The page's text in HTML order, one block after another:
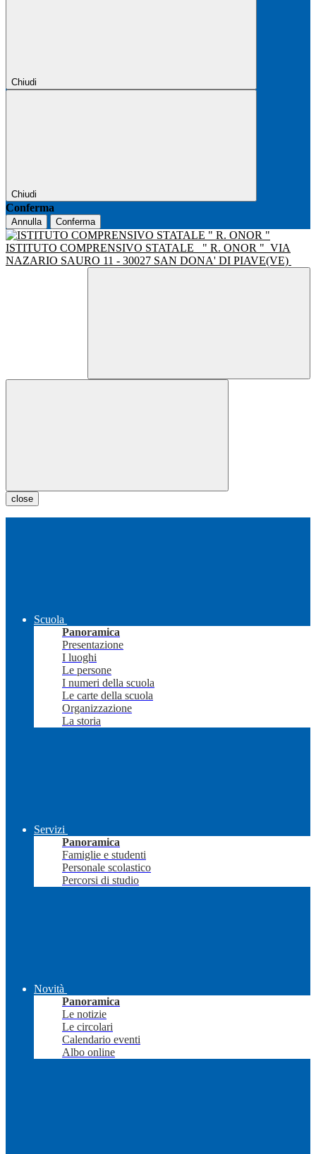
Chiudi
Chiudi
Conferma
Annulla Conferma
ISTITUTO COMPRENSIVO STATALE " R. ONOR " VIA
NAZARIO SAURO 11 - 30027 SAN DONA' DI PIAVE(VE)
close
Scuola
Panoramica
Presentazione
I luoghi
Le persone
I numeri della scuola
Le carte della scuola
Organizzazione
La storia
Servizi
Panoramica
Famiglie e studenti
Personale scolastico
Percorsi di studio
Novità
Panoramica
Le notizie
Le circolari
Calendario eventi
Albo online